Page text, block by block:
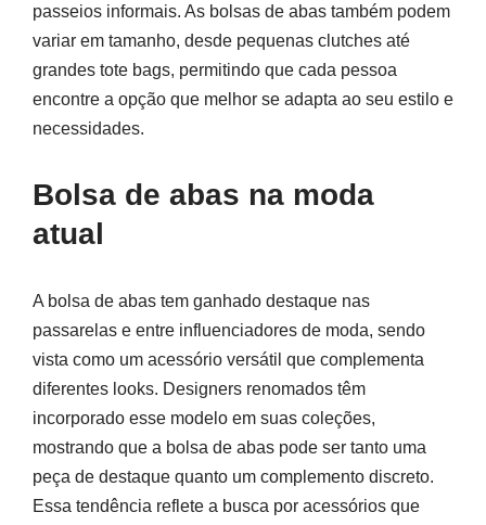
passeios informais. As bolsas de abas também podem
variar em tamanho, desde pequenas clutches até
grandes tote bags, permitindo que cada pessoa
encontre a opção que melhor se adapta ao seu estilo e
necessidades.
Bolsa de abas na moda
atual
A bolsa de abas tem ganhado destaque nas
passarelas e entre influenciadores de moda, sendo
vista como um acessório versátil que complementa
diferentes looks. Designers renomados têm
incorporado esse modelo em suas coleções,
mostrando que a bolsa de abas pode ser tanto uma
peça de destaque quanto um complemento discreto.
Essa tendência reflete a busca por acessórios que